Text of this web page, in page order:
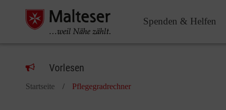
Spenden & Helfen
Vorlesen
Startseite Pflegegradrechner